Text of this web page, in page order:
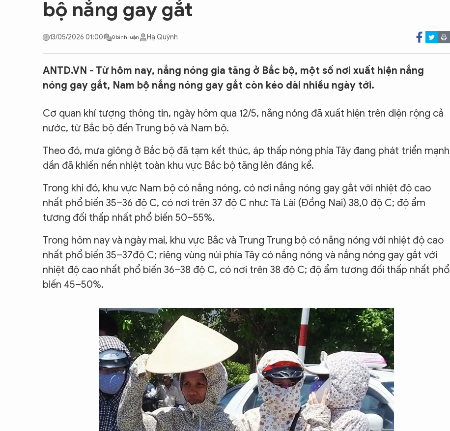
CON ĐƯỜNG KHỞI NGHIỆP
bộ nắng gay gắt
13/05/2026 01:00 0 bình luận Hạ Quỳnh
ANTD.VN - Từ hôm nay, nắng nóng gia tăng ở Bắc bộ, một số nơi xuất hiện nắng
nóng gay gắt, Nam bộ nắng nóng gay gắt còn kéo dài nhiều ngày tới.
Cơ quan khí tượng thông tin, ngày hôm qua 12/5, nắng nóng đã xuất hiện trên diện rộng cả
nước, từ Bắc bộ đến Trung bộ và Nam bộ.
Theo đó, mưa giông ở Bắc bộ đã tạm kết thúc, áp thấp nóng phía Tây đang phát triển mạnh
dần đã khiến nền nhiệt toàn khu vực Bắc bộ tăng lên đáng kể.
Trong khi đó, khu vực Nam bộ có nắng nóng, có nơi nắng nóng gay gắt với nhiệt độ cao
nhất phổ biến 35–36 độ C, có nơi trên 37 độ C như: Tà Lài (Đồng Nai) 38,0 độ C; độ ẩm
tương đối thấp nhất phổ biến 50–55%.
Trong hôm nay và ngày mai, khu vực Bắc và Trung Trung bộ có nắng nóng với nhiệt độ cao
nhất phổ biến 35–37độ C; riêng vùng núi phía Tây có nắng nóng và nắng nóng gay gắt với
nhiệt độ cao nhất phổ biến 36–38 độ C, có nơi trên 38 độ C; độ ẩm tương đối thấp nhất phổ
biến 45–50%.